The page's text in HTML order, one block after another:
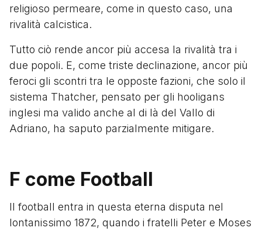
religioso permeare, come in questo caso, una
rivalità calcistica.
Tutto ciò rende ancor più accesa la rivalità tra i
due popoli. E, come triste declinazione, ancor più
feroci gli scontri tra le opposte fazioni, che solo il
sistema Thatcher, pensato per gli hooligans
inglesi ma valido anche al di là del Vallo di
Adriano, ha saputo parzialmente mitigare.
F come Football
Il football entra in questa eterna disputa nel
lontanissimo 1872, quando i fratelli Peter e Moses